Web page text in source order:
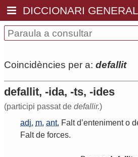
DICCIONARI GENERAL
Coincidències per a: defallit
defallit, -ida, -ts, -ides
(participi passat de defallir.)
adj. m. ant. Falt d’enteniment o
Falt de forces.